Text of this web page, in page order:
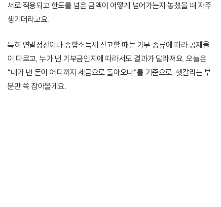
서로 적용되고 한도를 넘은 금액이 어떻게 넘어가는지 놓쳤을 때 자주
생기더라고요.
특히 연말정산이나 종합소득세 신고할 때는 기부 종류에 따라 공제율
이 다르고, 누가 낸 기부금인지에 따라서도 결과가 달라져요. 오늘은
“내가 낸 돈이 어디까지 세금으로 돌아오나”를 기준으로, 헷갈리는 부
분만 쏙 잡아볼게요.